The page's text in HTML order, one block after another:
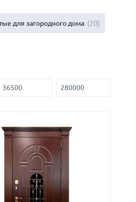
(289)
для загородного дома (20)